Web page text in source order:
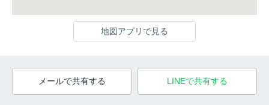
地図アプリで見る
メールで共有する LINEで共有する